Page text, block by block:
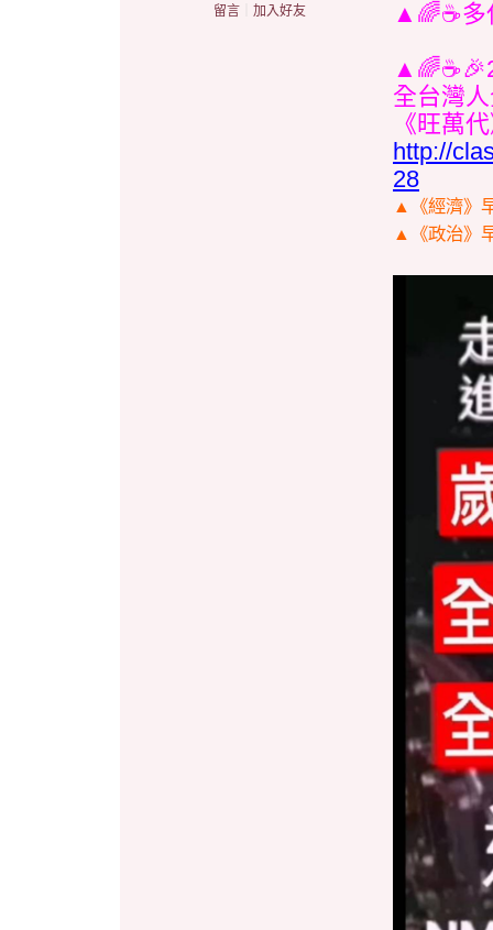
留言 加入好友
▲🌈☕多
全台灣
《旺萬
http://
28
▲《經濟》
▲《政治》